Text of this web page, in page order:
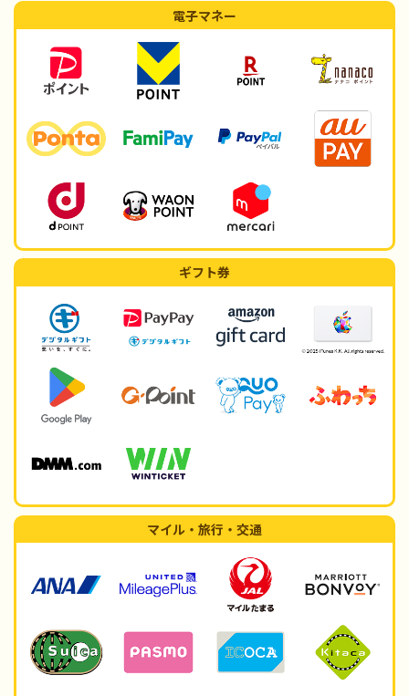
電子マネー
ギフト券
マイル・旅行・交通